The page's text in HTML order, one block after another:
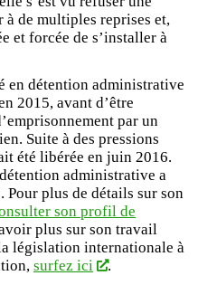
de multiples reprises et,
et forcée de s’installer à
en détention administrative
2015, avant d’être
par un
Suite à des pressions
été libérée en juin 2016.
administrative a
Pour plus de détails sur son
son profil de
plus sur son travail
législation internationale à
surfez ici
.